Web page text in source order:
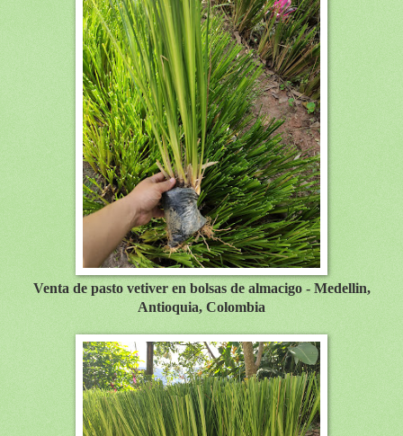
Venta de pasto vetiver en bolsas de almacigo - Medellin,
Antioquia, Colombia